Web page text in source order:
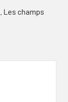
Les champs